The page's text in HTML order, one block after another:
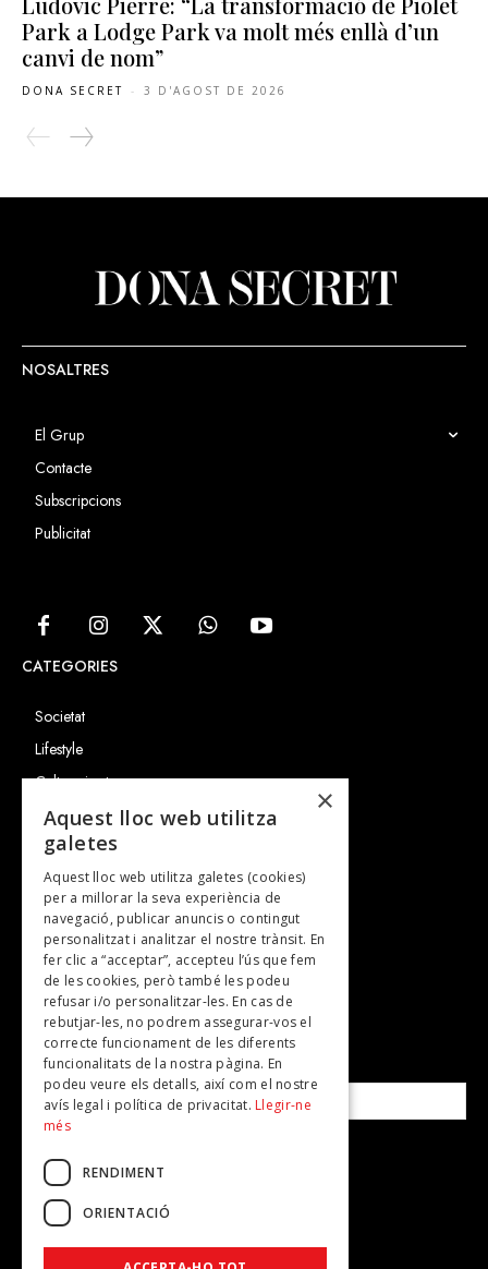
Park a Lodge Park va molt més enllà d’un
canvi de nom”
DONA SECRET - 3 D'AGOST DE 2026
NOSALTRES
El Grup
Contacte
Subscripcions
Publicitat
CATEGORIES
Societat
Lifestyle
Cultura i art
Entrevistes
Gastronomia
TV
Plans per fer
Revistes
SUBSCRIU-TE A LA NOSTRA NEWSLETTER!
Correu electrònic*
Accepto lapolítica de privacitat
×
Aquest lloc web utilitza
galetes
Aquest lloc web utilitza galetes (cookies)
per a millorar la seva experiència de
navegació, publicar anuncis o contingut
personalitzat i analitzar el nostre trànsit. En
fer clic a “acceptar”, accepteu l’ús que fem
de les cookies, però també les podeu
refusar i/o personalitzar-les. En cas de
rebutjar-les, no podrem assegurar-vos el
correcte funcionament de les diferents
funcionalitats de la nostra pàgina. En
podeu veure els detalls, així com el nostre
avís legal i política de privacitat. Llegir-ne
més
RENDIMENT
ORIENTACIÓ